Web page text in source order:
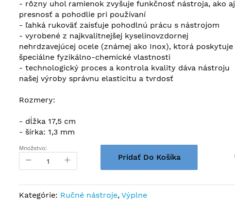
- rôzny uhol ramienok zvyšuje funkčnosť nástroja, ako aj
presnosť a pohodlie pri používaní
- ľahká rukoväť zaisťuje pohodlnú prácu s nástrojom
- vyrobené z najkvalitnejšej kyselinovzdornej
nehrdzavejúcej ocele (známej ako Inox), ktorá poskytuje
špeciálne fyzikálno-chemické vlastnosti
- technologický proces a kontrola kvality dáva nástroju
našej výroby správnu elasticitu a tvrdosť
Rozmery:
- dĺžka 17,5 cm
- šírka: 1,3 mm
Množstvo:
Pridať Do Košíka
Kategórie: Ručné nástroje, Výplne